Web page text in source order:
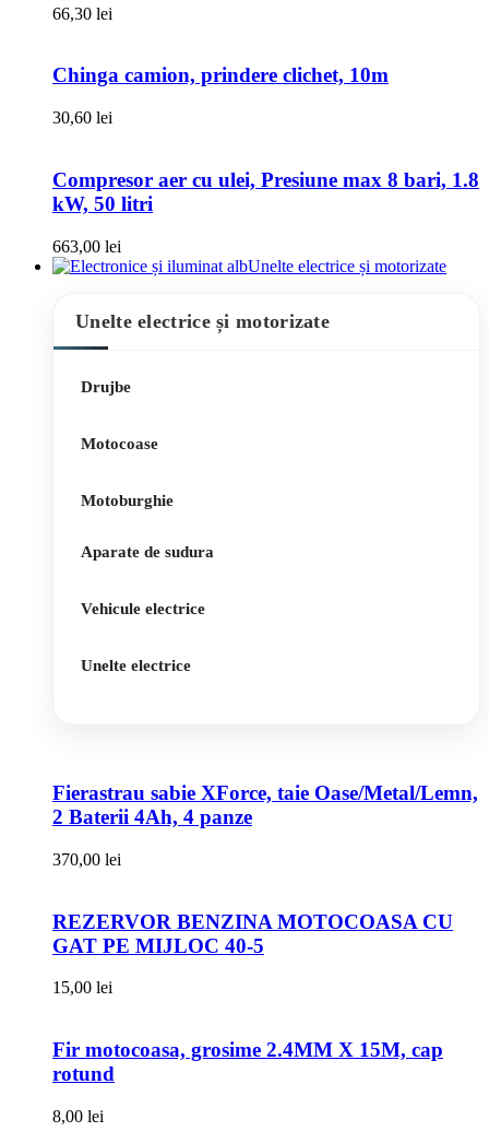
66,30 lei
Chinga camion, prindere clichet, 10m
30,60 lei
Compresor aer cu ulei, Presiune max 8 bari, 1.8
kW, 50 litri
663,00 lei
Unelte electrice și motorizate
Unelte electrice și motorizate
Drujbe
Motocoase
Motoburghie
Aparate de sudura
Vehicule electrice
Unelte electrice
Fierastrau sabie XForce, taie Oase/Metal/Lemn,
2 Baterii 4Ah, 4 panze
370,00 lei
REZERVOR BENZINA MOTOCOASA CU
GAT PE MIJLOC 40-5
15,00 lei
Fir motocoasa, grosime 2.4MM X 15M, cap
rotund
8,00 lei